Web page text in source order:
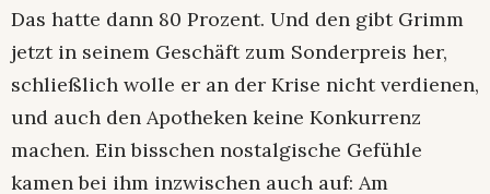
Das hatte dann 80 Prozent. Und den gibt Grimm
jetzt in seinem Geschäft zum Sonderpreis her,
schließlich wolle er an der Krise nicht verdienen,
und auch den Apotheken keine Konkurrenz
machen. Ein bisschen nostalgische Gefühle
kamen bei ihm inzwischen auch auf: Am